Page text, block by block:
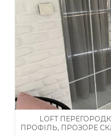
LOFT
ПРОФІЛЬ, ПРОЗОРЕ